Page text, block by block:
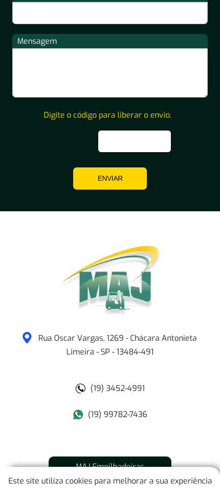
Mensagem
Digite o código para liberar o envio.
ENVIAR
Rua Oscar Vargas, 1269 - Chácara Antonieta
Limeira - SP -13484-491
(19) 3452-4991
(19) 99782-7436
MAJ Empilhadeiras
Este site utiliza cookies para melhorar a sua experiência